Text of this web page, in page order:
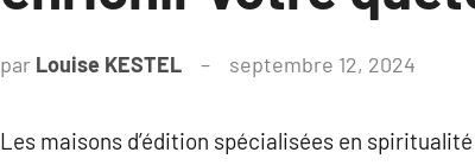
par Louise KESTEL septembre 12, 2024
Les maisons d’édition spécialisées en